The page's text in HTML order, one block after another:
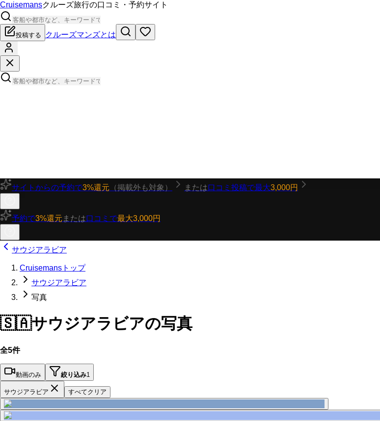
Cruisemansクルーズ旅行の口コミ・予約サイト
投稿する クルーズマンズとは
サイトからの予約で3%還元 （掲載外も対象） または口コミ投稿で最大3,000円
予約で3%還元 または口コミで最大3,000円
サウジアラビア
Cruisemansトップ
サウジアラビア
写真
🇸🇦サウジアラビアの写真
全5件
動画のみ 絞り込み1
サウジアラビア すべてクリア